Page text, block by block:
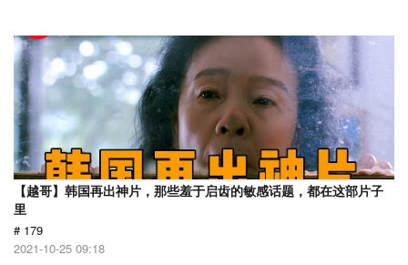
【越哥】韩国再出神片，那些羞于启齿的敏感话题，都在这部片子
里
# 179
2021-10-25 09:18